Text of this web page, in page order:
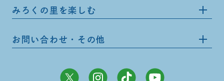
みろくの里を楽しむ
お問い合わせ・その他